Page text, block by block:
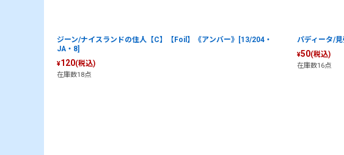
ジーン/ナイスランドの住人【C】【Foil】《アンバー》[13/204・
JA・8]
¥120(税込)
在庫数18点
パディータ/
¥50(税込)
在庫数16点